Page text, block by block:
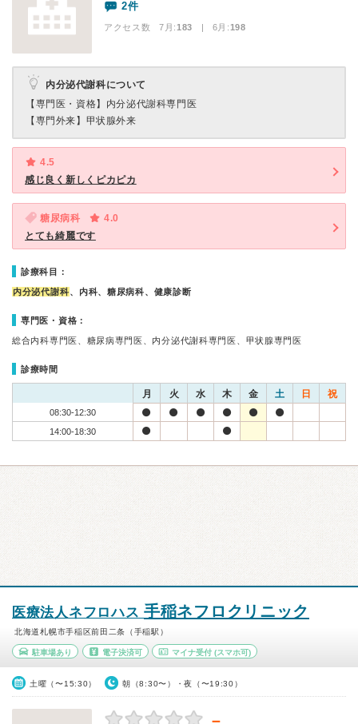
2件
アクセス数 7月:183 | 6月:198
内分泌代謝科について
【専門医・資格】 内分泌代謝科専門医
【専門外来】 甲状腺外来
4.5
感じ良く新しくピカピカ
糖尿病科
4.0
とても綺麗です
診療科目：
内分泌代謝科、内科、糖尿病科、健康診断
専門医・資格：
総合内科専門医、糖尿病専門医、内分泌代謝科専門医、甲状腺専門医
診療時間
月 火 水 木 金 土 日 祝
08:30-12:30
14:00-18:30
医療法人ネフロハス 手稲ネフロクリニック
北海道札幌市手稲区前田二条（手稲駅）
駐車場あり 電子決済可 マイナ受付 (スマホ可)
土曜（〜15:30） 朝（8:30〜）・夜（〜19:30）